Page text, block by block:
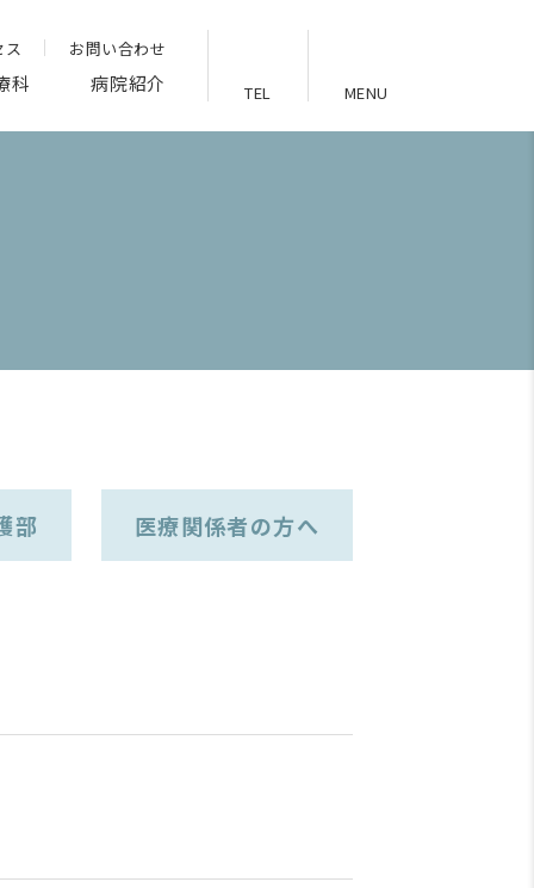
ス お問い合わせ
科 病院紹介 TEL MENU
部 医療関係者の方へ